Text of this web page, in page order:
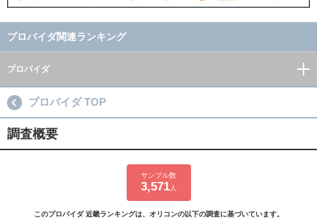
プロバイダ関連ランキング
プロバイダ
プロバイダ TOP
調査概要
サンプル数
3,571人
このプロバイダ 近畿ランキングは、オリコンの以下の調査に基づいています。